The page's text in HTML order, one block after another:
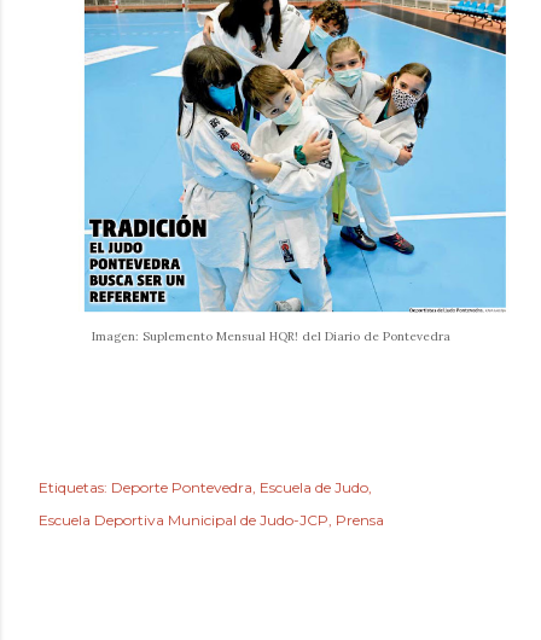
Imagen: Suplemento Mensual HQR! del Diario de Pontevedra
Etiquetas: Deporte Pontevedra Escuela de Judo
Escuela Deportiva Municipal de Judo-JCP Prensa